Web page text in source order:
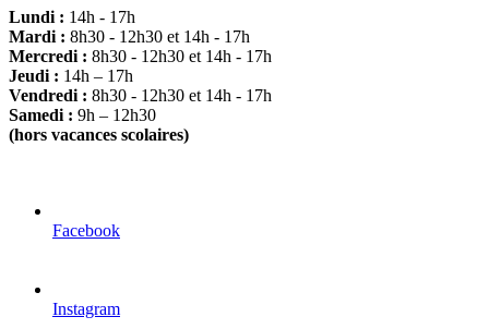
Lundi : 14h - 17h
Mardi : 8h30 - 12h30 et 14h - 17h
Mercredi : 8h30 - 12h30 et 14h - 17h
Jeudi : 14h – 17h
Vendredi : 8h30 - 12h30 et 14h - 17h
Samedi : 9h – 12h30
(hors vacances scolaires)
Facebook
Instagram